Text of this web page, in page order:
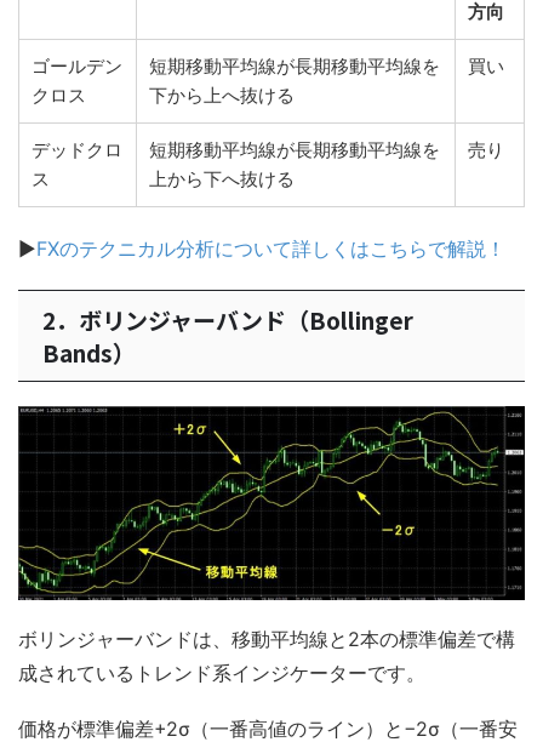
方向
ゴールデン
クロス
短期移動平均線が長期移動平均線を
下から上へ抜ける
買い
デッドクロ
ス
短期移動平均線が長期移動平均線を
上から下へ抜ける
売り
▶FXのテクニカル分析について詳しくはこちらで解説！
2．ボリンジャーバンド（Bollinger
Bands）
ボリンジャーバンドは、移動平均線と2本の標準偏差で構
成されているトレンド系インジケーターです。
価格が標準偏差+2σ（一番高値のライン）と−2σ（一番安